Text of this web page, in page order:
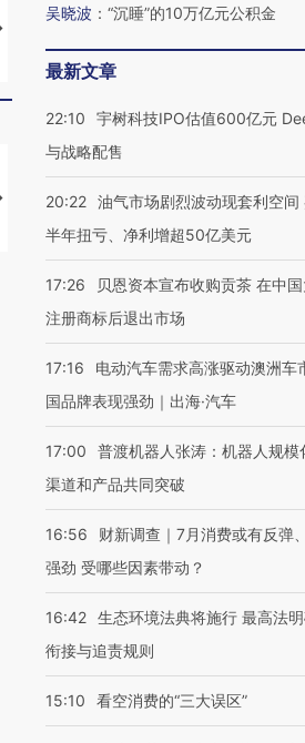
视线｜HYROX的吸金
术：是什么让中产们甘
心“花钱找虐”？
粒摇头丸 尿检体内含
【推广】走进第四届链博
有意思的生活方式·第三
吴晓波 ： “沉睡”的10万亿元公积金
最新文章
22:10
宇树科技IPO估值600亿元
与战略配售
20:22 油气市场剧烈波动现套利空间
半年扭亏、净利增超50亿美元
17:26
贝恩资本宣布收购贡茶 在中
注册商标后退出市场
17:16
电动汽车需求高涨驱动澳洲车
国品牌表现强劲｜出海·汽车
17:00
普渡机器人张涛：机器人规模
渠道和产品共同突破
16:56
财新调查｜7月消费或有反弹
强劲 受哪些因素带动？
16:42 生态环境法典将施行 最高法
衔接与追责规则
15:10 看空消费的“三大误区”